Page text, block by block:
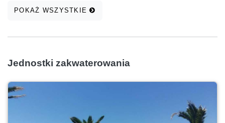
POKAŻ WSZYSTKIE
Jednostki zakwaterowania